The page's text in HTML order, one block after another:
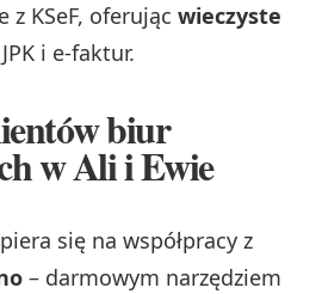
z KSeF, oferującwieczyste
i e-faktur.
biur
w Ali i Ewie
się na współpracy z
– darmowym narzędziem